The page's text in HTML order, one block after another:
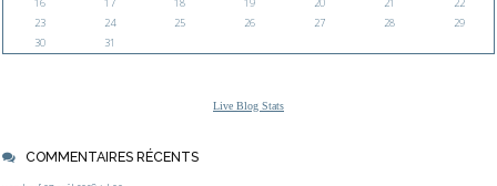
23
24 25 26 27 28
29
30
31
Live Blog Stats
COMMENTAIRES RÉCENTS